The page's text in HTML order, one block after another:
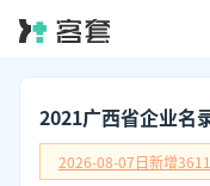
2021广西省企业名
2026-08-07日新增